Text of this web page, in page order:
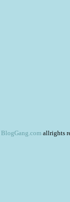
BlogGang.com allrights